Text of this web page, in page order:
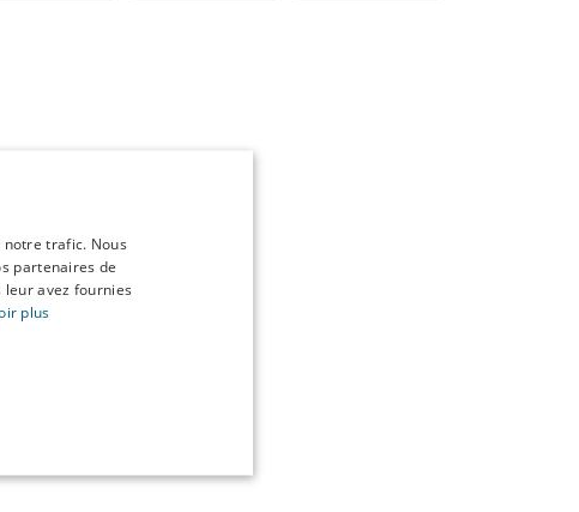
trafic. Nous
partenaires de
avez fournies
plus